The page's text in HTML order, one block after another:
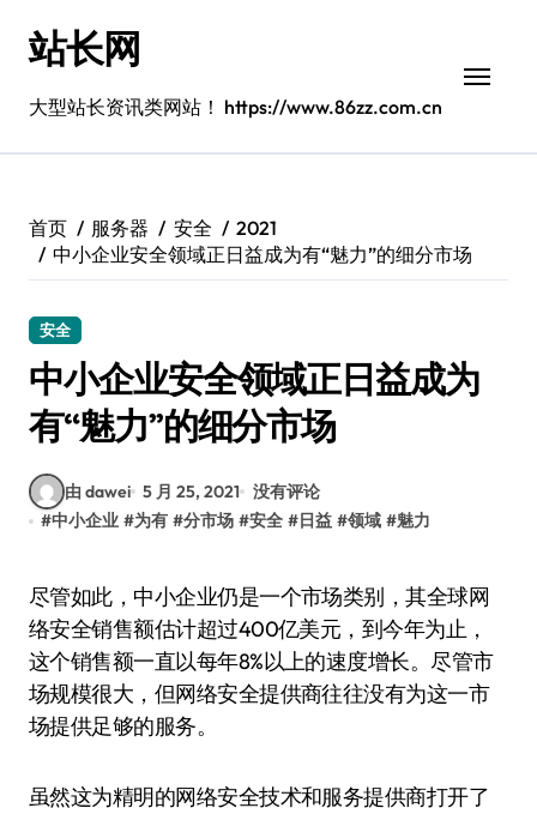
站长网
大型站长资讯类网站！ https://www.86zz.com.cn
首页 服务器 安全
2021
中小企业安全领域正日益成为有“魅力”的细分市场
安全
中小企业安全领域正日益成为
有“魅力”的细分市场
由 dawei 5 月 25, 2021 没有评论
#中小企业 #为有 #分市场 #安全 #日益 #领域 #魅力
尽管如此，中小企业仍是一个市场类别，其全球网
络安全销售额估计超过400亿美元，到今年为止，
这个销售额一直以每年8%以上的速度增长。尽管市
场规模很大，但网络安全提供商往往没有为这一市
场提供足够的服务。
虽然这为精明的网络安全技术和服务提供商打开了